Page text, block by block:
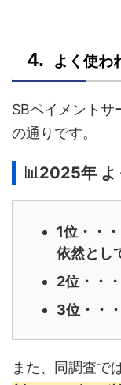
よく使わ
SBペイメント
の通りです。
📊2025年 よ
1位・・
依然とし
2位・・
3位・・
また、同調査では